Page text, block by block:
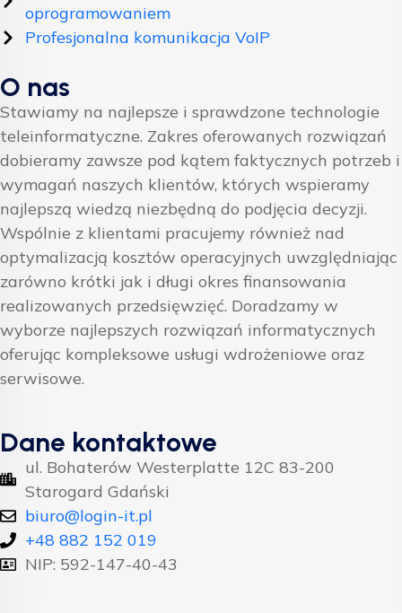
oprogramowaniem
Profesjonalna komunikacja VoIP
O nas
Stawiamy na najlepsze i sprawdzone technologie
teleinformatyczne. Zakres oferowanych rozwiązań
dobieramy zawsze pod kątem faktycznych potrzeb i
wymagań naszych klientów, których wspieramy
najlepszą wiedzą niezbędną do podjęcia decyzji.
Wspólnie z klientami pracujemy również nad
optymalizacją kosztów operacyjnych uwzględniając
zarówno krótki jak i długi okres finansowania
realizowanych przedsięwzięć. Doradzamy w
wyborze najlepszych rozwiązań informatycznych
oferując kompleksowe usługi wdrożeniowe oraz
serwisowe.
Dane kontaktowe
ul. Bohaterów Westerplatte 12C 83-200
Starogard Gdański
biuro@login-it.pl
+48 882 152 019
NIP: 592-147-40-43